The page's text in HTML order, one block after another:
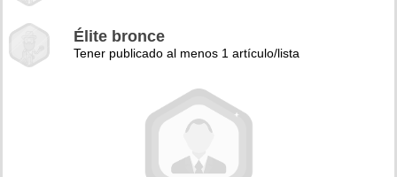
Élite bronce
Tener publicado al menos 1 artículo/lista